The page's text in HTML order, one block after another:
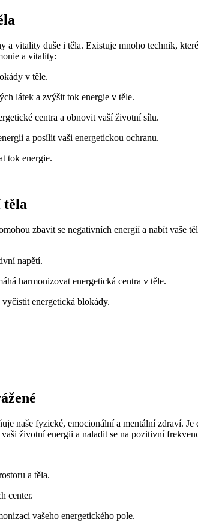
vitality duše i těla. Existuje mnoho technik,
a‍ vitality:
v‍ těle.
látek a zvýšit tok energie v těle.
centra a obnovit vaší životní sílu.
a ⁣posílit vaši energetickou ochranu.
tok energie.
těla
zbavit ⁤se ‍negativních energií a nabít vaše
napětí.
harmonizovat energetická centra v těle.
energetická blokády.
naše fyzické, emocionální a mentální zdraví.
životní energii a naladit se ‌na pozitivní
a⁤ těla.
center.
vašeho energetického⁤ pole.